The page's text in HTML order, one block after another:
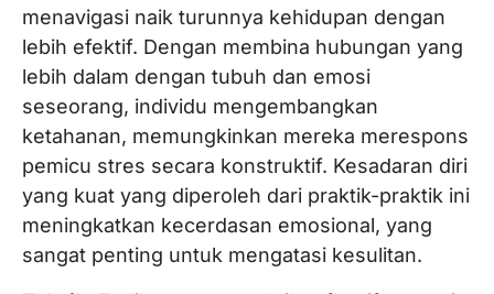
menavigasi naik turunnya kehidupan dengan
lebih efektif. Dengan membina hubungan yang
lebih dalam dengan tubuh dan emosi
seseorang, individu mengembangkan
ketahanan, memungkinkan mereka merespons
pemicu stres secara konstruktif. Kesadaran diri
yang kuat yang diperoleh dari praktik-praktik ini
meningkatkan kecerdasan emosional, yang
sangat penting untuk mengatasi kesulitan.